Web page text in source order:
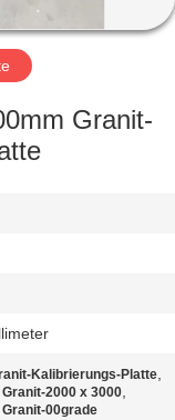
Granit-
Kalibrierungs-Platte,
2000 x 3000,
00grade